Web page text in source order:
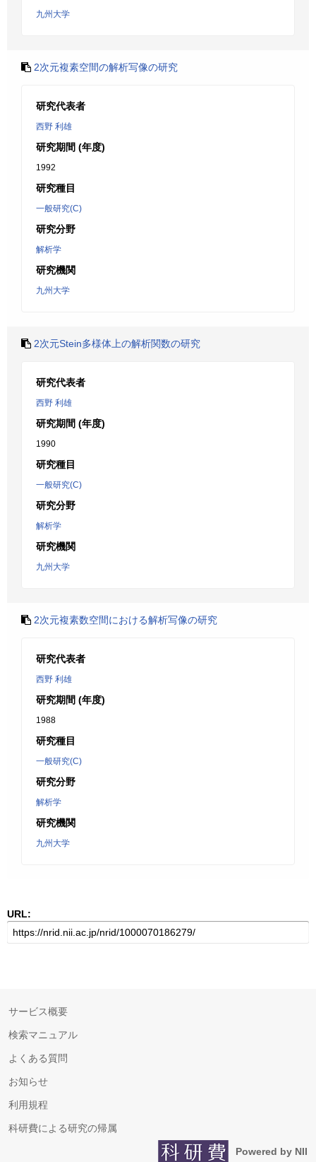
九州大学
2次元複素空間の解析写像の研究
研究代表者
西野 利雄
研究期間 (年度)
1992
研究種目
一般研究(C)
研究分野
解析学
研究機関
九州大学
2次元Stein多様体上の解析関数の研究
研究代表者
西野 利雄
研究期間 (年度)
1990
研究種目
一般研究(C)
研究分野
解析学
研究機関
九州大学
2次元複素数空間における解析写像の研究
研究代表者
西野 利雄
研究期間 (年度)
1988
研究種目
一般研究(C)
研究分野
解析学
研究機関
九州大学
URL:
サービス概要
検索マニュアル
よくある質問
お知らせ
利用規程
科研費による研究の帰属
Powered by NII